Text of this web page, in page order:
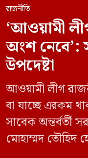
রাজনীতি
‘আওয়ামী
অংশ নেবে’:
উপদেষ্টা
আওয়ামী লীগ
বা যাচ্ছে এরকম
সাবেক অন্তর্বর্তী
মোহাম্মদ তৌহিদ